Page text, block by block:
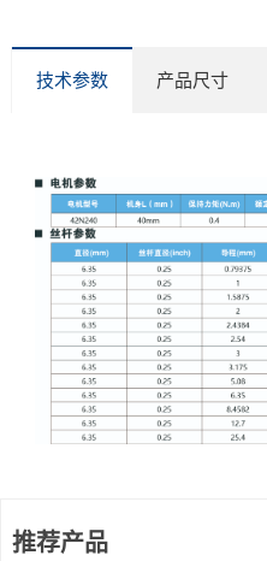
技术参数 产品尺寸
推荐产品